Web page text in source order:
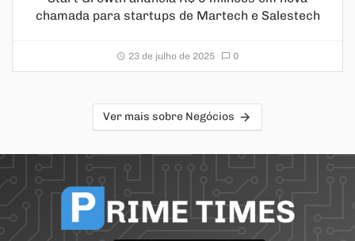
chamada para startups de Martech e Salestech
23 de julho de 2025 0
Ver mais sobre Negócios